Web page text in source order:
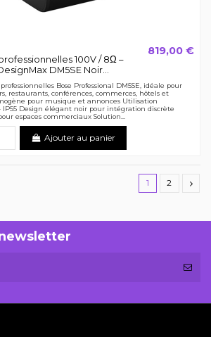
100V / 8Ω –
DM5SE Noir...
819,00 €
Bose Professional DM5SE, idéale pour
restaurants, conférences, commerces, hôtels et
pour musique et annonces Utilisation
Design élégant noir pour intégration discrète
espaces commerciaux Solution...
Ajouter au panier
1 2